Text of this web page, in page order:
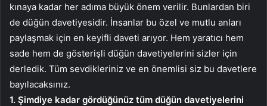
kınaya kadar her adıma büyük önem verilir. Bunlardan biri
de düğün davetiyesidir. İnsanlar bu özel ve mutlu anları
paylaşmak için en keyifli daveti arıyor. Hem yaratıcı hem
sade hem de gösterişli düğün davetiyelerini sizler için
derledik. Tüm sevdikleriniz ve en önemlisi siz bu davetlere
bayılacaksınız.
1. Şimdiye kadar gördüğünüz tüm düğün davetiyelerini